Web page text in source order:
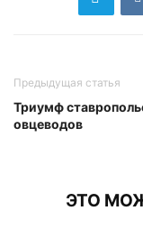
Предыдущая статья
Триумф
овцеводов
ЭТО